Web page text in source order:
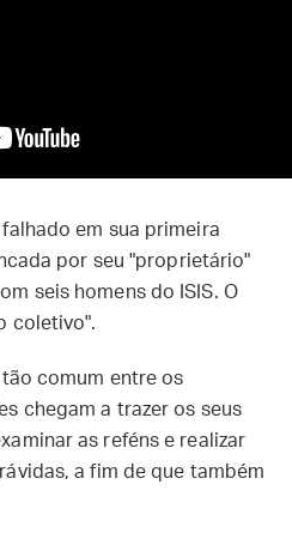
em sua primeira
por seu "proprietário"
seis homens do ISIS. O
coletivo".
comum entre os
chegam a trazer os seus
as reféns e realizar
a fim de que também